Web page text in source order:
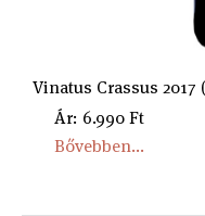
Vinatus Crassus 2017
Ár: 6.990 Ft
Bővebben...